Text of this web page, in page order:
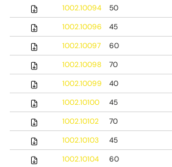
1002.10094
50
1002.10096
45
1002.10097
60
1002.10098
70
1002.10099
40
1002.10100
45
1002.10102
70
1002.10103
45
1002.10104
60